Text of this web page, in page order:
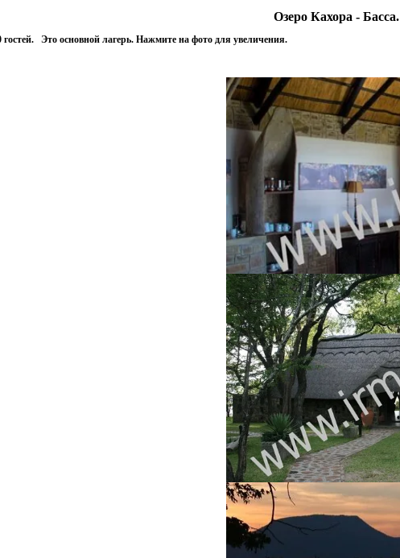
Озеро Кахора - Басса.
гостей. Это основной лагерь. Нажмите на фото для увеличения.